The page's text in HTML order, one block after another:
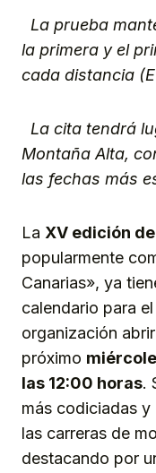
La prueba
la primera y el
cada distancia
La cita tendrá
Montaña Alta,
las fechas más
La XV edición
popularmente
Canarias», ya
calendario para
organización
próximo
las 12:00 horas.
más codiciadas
las carreras de
destacando por